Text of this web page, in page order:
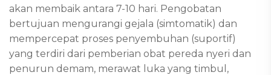
akan membaik antara 7-10 hari. Pengobatan
bertujuan mengurangi gejala (simtomatik) dan
mempercepat proses penyembuhan (suportif)
yang terdiri dari pemberian obat pereda nyeri dan
penurun demam, merawat luka yang timbul,